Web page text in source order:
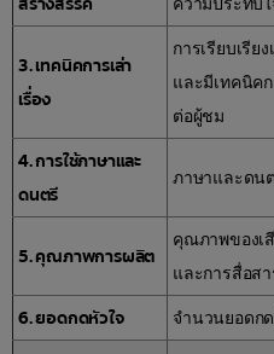
3. เทคนิคการเล่า
เรื่อง
การเรียบเรีย
และมีเทคนิค
ต่อผู้ชม
4. การใช้ภาษาและ
ดนตรี
ภาษาและดน
5. คุณภาพการผลิต
คุณภาพของเ
และการสื่อสา
6. ยอดกดหัวใจ จำนวนยอดก